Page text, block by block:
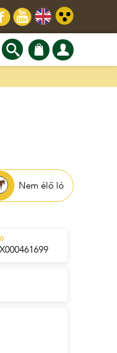
Nem élő ló